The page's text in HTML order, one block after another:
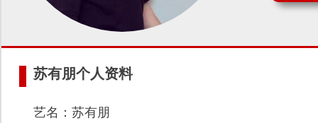
苏有朋个人资料
艺名：苏有朋